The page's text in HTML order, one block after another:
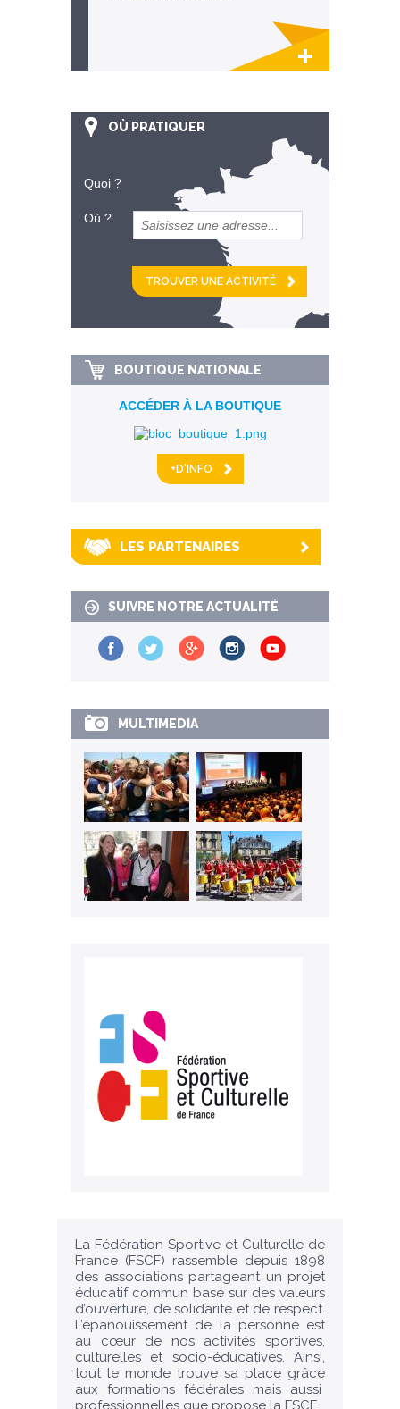
OÙ PRATIQUER
Quoi ?
Où ?
et
km alentour
BOUTIQUE NATIONALE
ACCÉDER À LA BOUTIQUE
+D'INFO
LES PARTENAIRES
SUIVRE NOTRE ACTUALITÉ
MULTIMEDIA
La Fédération Sportive et Culturelle de
France (FSCF) rassemble depuis 1898
des associations partageant un projet
éducatif commun basé sur des valeurs
d’ouverture, de solidarité et de respect.
L’épanouissement de la personne est
au cœur de nos activités sportives,
culturelles et socio-éducatives. Ainsi,
tout le monde trouve sa place grâce
aux formations fédérales mais aussi
professionnelles que propose la FSCF.